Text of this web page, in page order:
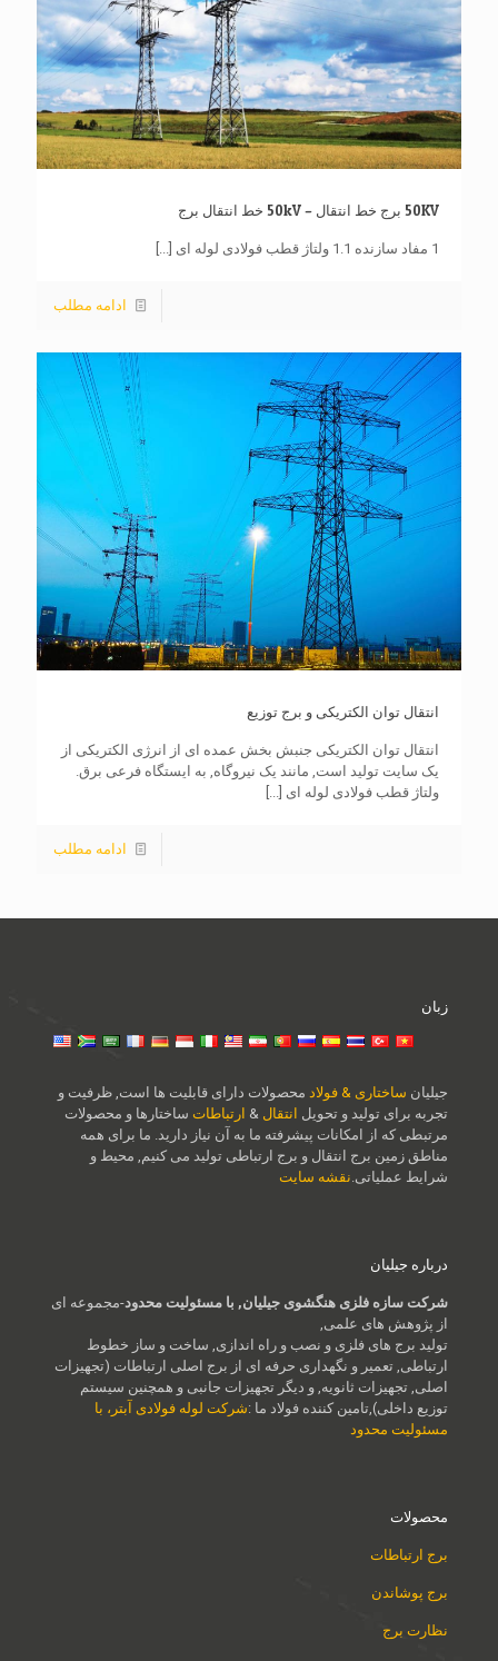
50KV برج خط انتقال – 50kV خط انتقال برج
1 مفاد سازنده 1.1 ولتاژ قطب فولادی لوله ای [...]
ادامه مطلب
انتقال توان الکتریکی و برج توزیع
انتقال توان الکتریکی جنبش بخش عمده ای از انرژی الکتریکی از
یک سایت تولید است, مانند یک نیروگاه, به ایستگاه فرعی برق.
ولتاژ قطب فولادی لوله ای [...]
ادامه مطلب
زبان
جیلیان ساختاری & فولاد محصولات دارای قابلیت ها است, ظرفیت و
تجربه برای تولید و تحویل انتقال & ارتباطات ساختارها و محصولات
مرتبطی که از امکانات پیشرفته ما به آن نیاز دارید. ما برای همه
مناطق زمین برج انتقال و برج ارتباطی تولید می کنیم, محیط و
شرایط عملیاتی.نقشه سایت
درباره جیلیان
شرکت سازه فلزی هنگشوی جیلیان, با مسئولیت محدود-مجموعه ای
از پژوهش های علمی,
تولید برج های فلزی و نصب و راه اندازی, ساخت و ساز خطوط
ارتباطی, تعمیر و نگهداری حرفه ای از برج اصلی ارتباطات (تجهیزات
اصلی, تجهیزات ثانویه, و دیگر تجهیزات جانبی و همچنین سیستم
توزیع داخلی),تامین کننده فولاد ما :شرکت لوله فولادی آبتر، با
مسئولیت محدود
محصولات
برج ارتباطات
برج پوشاندن
نظارت برج